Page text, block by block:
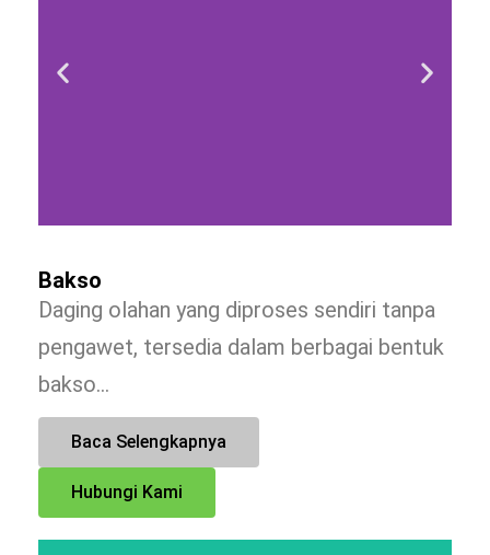
Bakso
Daging olahan yang diproses sendiri tanpa
pengawet, tersedia dalam berbagai bentuk
bakso…
Baca Selengkapnya
Hubungi Kami